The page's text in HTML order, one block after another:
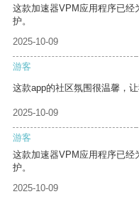
这款加速器VPM应用程序已经
护。
2025-10-09
游客
这款app的社区氛围很温馨，
2025-10-09
游客
这款加速器VPM应用程序已经
护。
2025-10-09